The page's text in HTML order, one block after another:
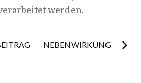
werden.
NEBENWIRKUNG